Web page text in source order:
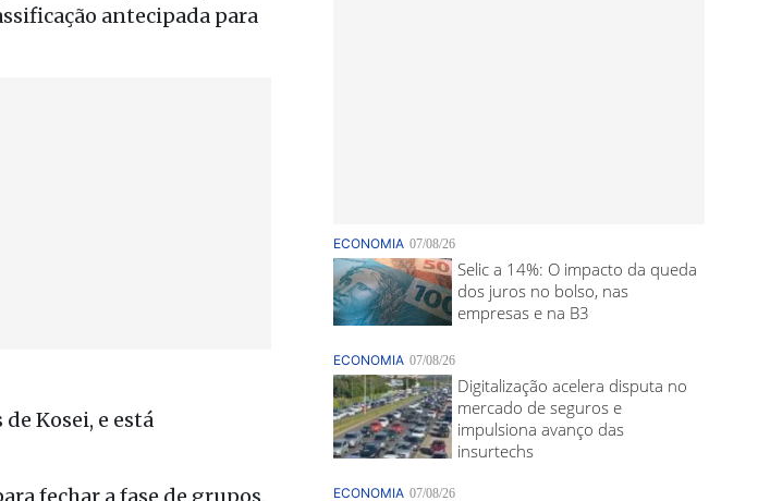
antecipada para
Kosei, e está